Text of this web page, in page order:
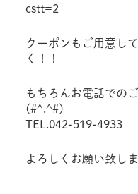
cstt=2
クーポンもご用意し
く！！
もちろんお電話での
(#^.^#)
TEL.042-519-4933
よろしくお願い致しま